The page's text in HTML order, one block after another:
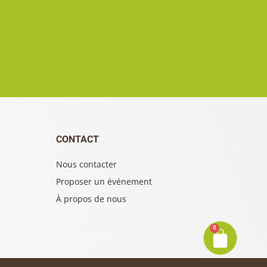
CONTACT
Nous contacter
Proposer un événement
À propos de nous
0